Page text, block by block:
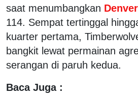
saat menumbangkan
114. Sempat tertinggal
kuarter pertama,
bangkit lewat permainan
serangan di paruh kedua.
Baca Juga :